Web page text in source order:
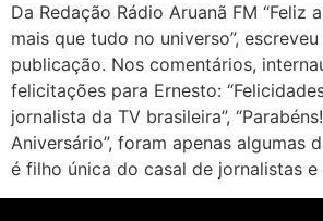
Da Redação Rádio Aruanã FM “Feliz
mais que tudo no universo”,
publicação. Nos comentários,
felicitações para Ernesto:
jornalista da TV brasileira”,
Aniversário”, foram apenas algumas
é filho única do casal de jornalistas